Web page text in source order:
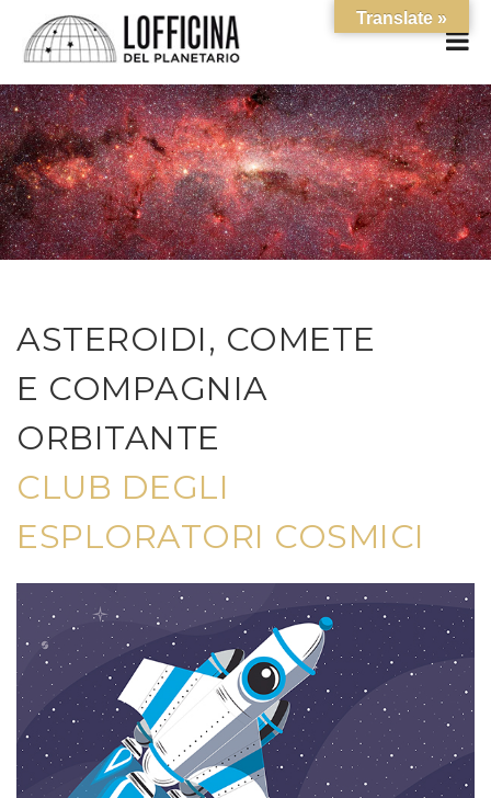
ASTEROIDI, COMETE
E COMPAGNIA
ORBITANTE
CLUB DEGLI
ESPLORATORI COSMICI
Translate »